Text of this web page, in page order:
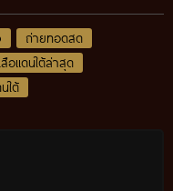
ถ่ายทอดสด
อแดนใต้ล่าสุด
ใต้